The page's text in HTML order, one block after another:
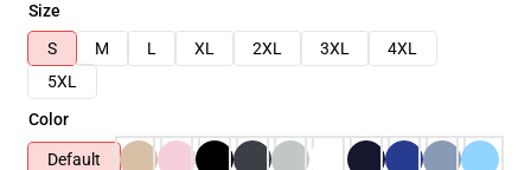
Size
S
M L XL 2XL 3XL
4XL
5XL
Color
Default